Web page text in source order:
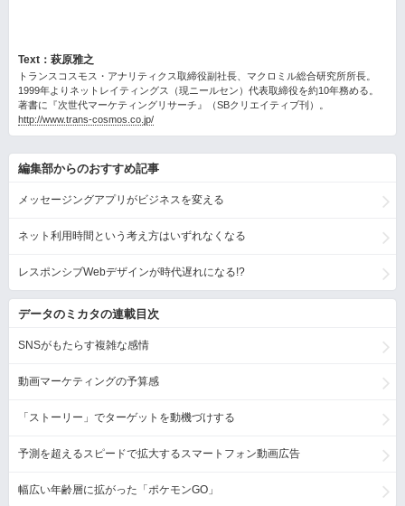
Text：萩原雅之
トランスコスモス・アナリティクス取締役副社長、マクロミル総合研究所所長。
1999年よりネットレイティングス（現ニールセン）代表取締役を約10年務める。
著書に『次世代マーケティングリサーチ』（SBクリエイティブ刊）。
http://www.trans-cosmos.co.jp/
編集部からのおすすめ記事
メッセージングアプリがビジネスを変える
ネット利用時間という考え方はいずれなくなる
レスポンシブWebデザインが時代遅れになる!?
データのミカタの連載目次
SNSがもたらす複雑な感情
動画マーケティングの予算感
「ストーリー」でターゲットを動機づけする
予測を超えるスピードで拡大するスマートフォン動画広告
幅広い年齢層に拡がった「ポケモンGO」